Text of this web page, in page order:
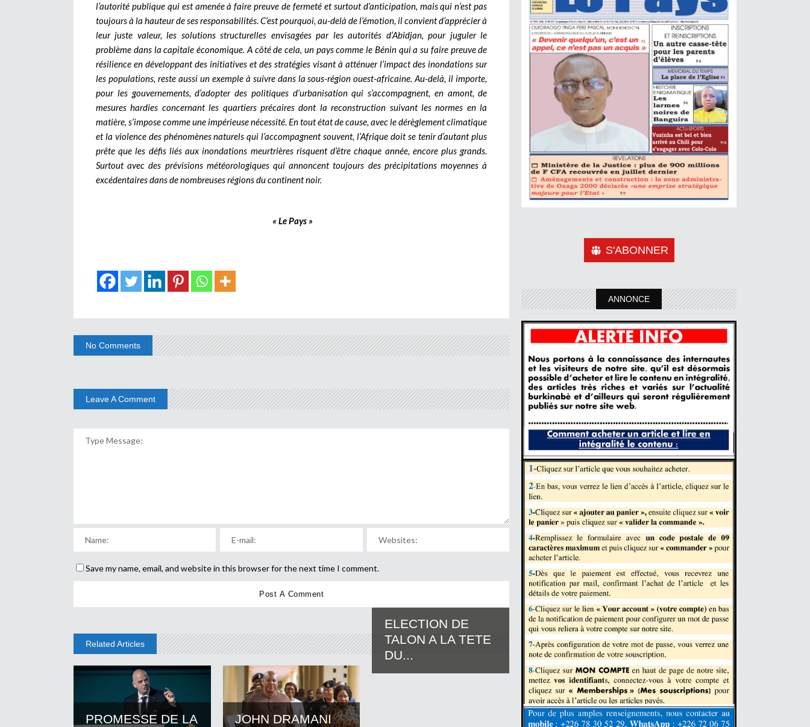
l’autorité publique qui est amenée à faire preuve de fermeté et surtout d’anticipation, mais qui n’est pas
toujours à la hauteur de ses responsabilités. C’est pourquoi, au-delà de l’émotion, il convient d’apprécier à
leur juste valeur, les solutions structurelles envisagées par les autorités d’Abidjan, pour juguler le
problème dans la capitale économique. A côté de cela, un pays comme le Bénin qui a su faire preuve de
résilience en développant des initiatives et des stratégies visant à atténuer l’impact des inondations sur
les populations, reste aussi un exemple à suivre dans la sous-région ouest-africaine. Au-delà, il importe,
pour les gouvernements, d’adopter des politiques d’urbanisation qui s’accompagnent, en amont, de
mesures hardies concernant les quartiers précaires dont la reconstruction suivant les normes en la
matière, s’impose comme une impérieuse nécessité. En tout état de cause, avec le dérèglement climatique
et la violence des phénomènes naturels qui l’accompagnent souvent, l’Afrique doit se tenir d’autant plus
prête que les défis liés aux inondations meurtrières risquent d’être chaque année, encore plus grands.
Surtout avec des prévisions météorologiques qui annoncent toujours des précipitations moyennes à
excédentaires dans de nombreuses régions du continent noir.
« Le Pays »
No Comments
Leave A Comment
Save my name, email, and website in this browser for the next time I comment.
Related Articles
PROMESSE DE LA
JOHN DRAMANI
ELECTION DE
TALON A LA TETE
DU...
S'ABONNER
ANNONCE